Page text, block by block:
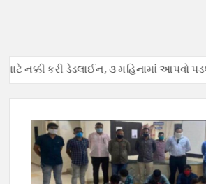
કરી ડેડલાઈન, ૩ મહિનામાં આપવો પડશે ચુકાદો.